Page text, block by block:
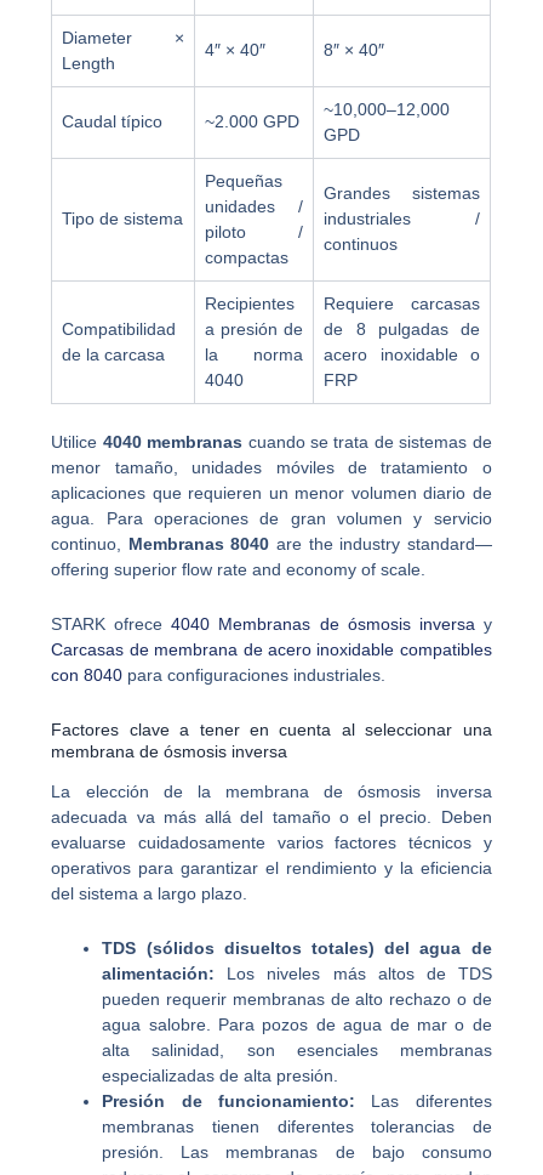
Diameter ×
Length
4″ × 40″ 8″ × 40″
Caudal típico ~2.000 GPD
~10,000–12,000
GPD
Tipo de sistema
Pequeñas
unidades /
piloto /
compactas
Grandes sistemas
industriales /
continuos
Compatibilidad
de la carcasa
Recipientes
a presión de
la norma
4040
Requiere carcasas
de 8 pulgadas de
acero inoxidable o
FRP
Utilice 4040 membranas cuando se trata de sistemas de
menor tamaño, unidades móviles de tratamiento o
aplicaciones que requieren un menor volumen diario de
agua. Para operaciones de gran volumen y servicio
continuo, Membranas 8040 are the industry standard—
offering superior flow rate and economy of scale.
STARK ofrece4040 Membranas de ósmosis inversa y
Carcasas de membrana de acero inoxidable compatibles
con 8040 para configuraciones industriales.
Factores clave a tener en cuenta al seleccionar una
membrana de ósmosis inversa
La elección de la membrana de ósmosis inversa
adecuada va más allá del tamaño o el precio. Deben
evaluarse cuidadosamente varios factores técnicos y
operativos para garantizar el rendimiento y la eficiencia
del sistema a largo plazo.
TDS (sólidos disueltos totales) del agua de
alimentación: Los niveles más altos de TDS
pueden requerir membranas de alto rechazo o de
agua salobre. Para pozos de agua de mar o de
alta salinidad, son esenciales membranas
especializadas de alta presión.
Presión de funcionamiento: Las diferentes
membranas tienen diferentes tolerancias de
presión. Las membranas de bajo consumo